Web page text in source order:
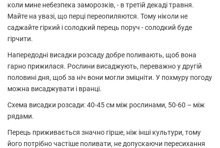
коли мине небезпека заморозків, - в третій декаді травня.
Майте на увазі, що перці переопиляются. Тому ніколи не
саджайте гіркий і солодкий перець поруч - солодкий буде
гірчити.
Напередодні висадки розсаду добре поливають, щоб вона
гарно прижилася. Рослини висаджують, переважно у другій
половині дня, щоб за ніч вони могли зміцніти. У похмуру погоду
можна висаджувати і вранці.
Схема висадки розсади: 40-45 см між рослинами, 50-60 – між
рядами.
Перець приживається значно гірше, ніж інші культури, тому
його потрібно частіше поливати, не допускаючи пересихання